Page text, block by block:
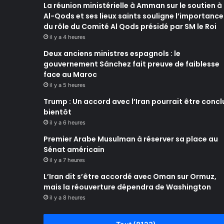
La réunion ministérielle à Amman sur le soutien à
Al-Qods et ses lieux saints souligne l’importance
du rôle du Comité Al Qods présidé par SM le Roi
il y a 4 heures
Deux anciens ministres espagnols : le
gouvernement Sánchez fait preuve de faiblesse
face au Maroc
il y a 5 heures
Trump : Un accord avec l’Iran pourrait être
bientôt
il y a 6 heures
Premier Arabe Musulman à réserver sa place au
Sénat américain
il y a 7 heures
L’Iran dit s’être accordé avec Oman sur Ormuz,
mais la réouverture dépendra de Washington
il y a 8 heures